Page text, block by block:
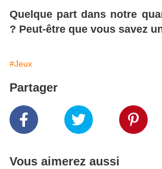
Quelque part dans notre
? Peut-être que vous savez
#Jeux
Partager
Vous aimerez aussi